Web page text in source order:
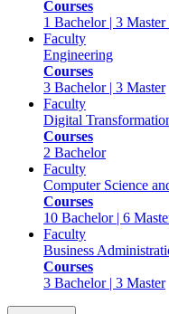
Courses
1 Bachelor | 3
Faculty
Engineering
Courses
3 Bachelor | 3 Master
Faculty
Digital
Courses
2 Bachelor
Faculty
Computer Science
Courses
10 Bachelor | 6
Faculty
Business
Courses
3 Bachelor | 3 Master